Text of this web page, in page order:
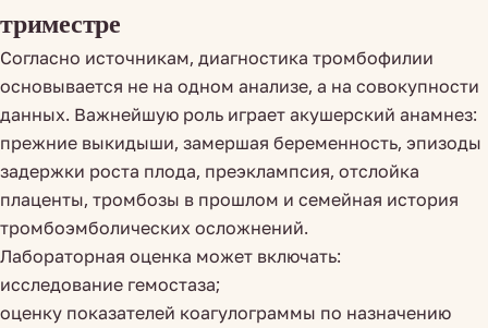
триместре
Согласно источникам, диагностика тромбофилии
основывается не на одном анализе, а на совокупности
данных. Важнейшую роль играет акушерский анамнез:
прежние выкидыши, замершая беременность, эпизоды
задержки роста плода, преэклампсия, отслойка
плаценты, тромбозы в прошлом и семейная история
тромбоэмболических осложнений.
Лабораторная оценка может включать:
исследование гемостаза;
оценку показателей коагулограммы по назначению